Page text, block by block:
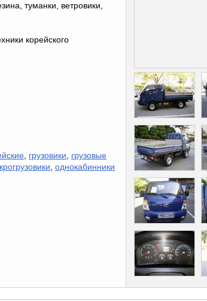
туманки, ветровики,
корейского
, грузовики, грузовые
, однокабинники